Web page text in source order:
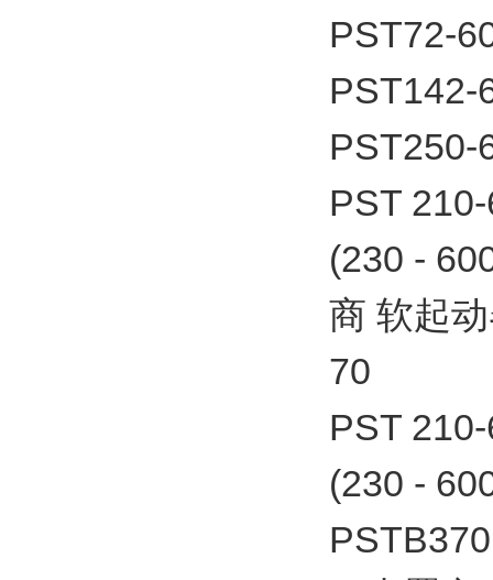
PST72-
PST142-
PST250-
PST
(230 -
商 软起
70
PST
(230 -